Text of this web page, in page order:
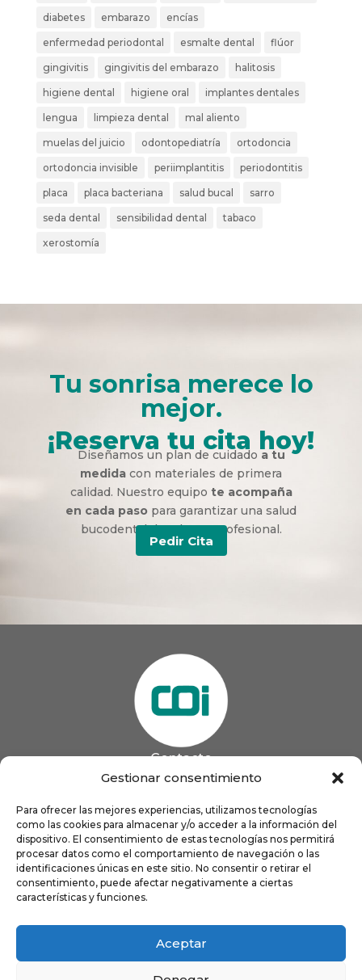
Gestionar consentimiento
Para ofrecer las mejores experiencias, utilizamos tecnologías
como las cookies para almacenar y/o acceder a la información del
dispositivo. El consentimiento de estas tecnologías nos permitirá
procesar datos como el comportamiento de navegación o las
identificaciones únicas en este sitio. No consentir o retirar el
consentimiento, puede afectar negativamente a ciertas
características y funciones.
Aceptar
diabetes embarazo encías
enfermedad periodontal esmalte dental flúor
gingivitis gingivitis del embarazo halitosis
higiene dental higiene oral implantes dentales
lengua limpieza dental mal aliento
muelas del juicio odontopediatría ortodoncia
ortodoncia invisible periimplantitis periodontitis
placa placa bacteriana salud bucal sarro
seda dental sensibilidad dental tabaco
xerostomía
Tu sonrisa merece lo
mejor.
¡Reserva tu cita hoy!
Diseñamos un plan de cuidado a tu
medida con materiales de primera
calidad. Nuestro equipo te acompaña
en cada paso para garantizar una salud
bucodental duradera y profesional.
Pedir Cita
Contacto
 coigijon@gmail.com
Horario
Lun
9:00 a 13:00 - 16:00 a 21:00
Mar
9:00 a 13:00 - 16:00 a 20:00
Mié
9:00 a 14:00 - 16:00 a 19:00
Jue
9:00 a 13:00 - 16:00 a 19:00